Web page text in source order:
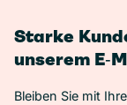
Starke
unserem
Bleiben Sie mit